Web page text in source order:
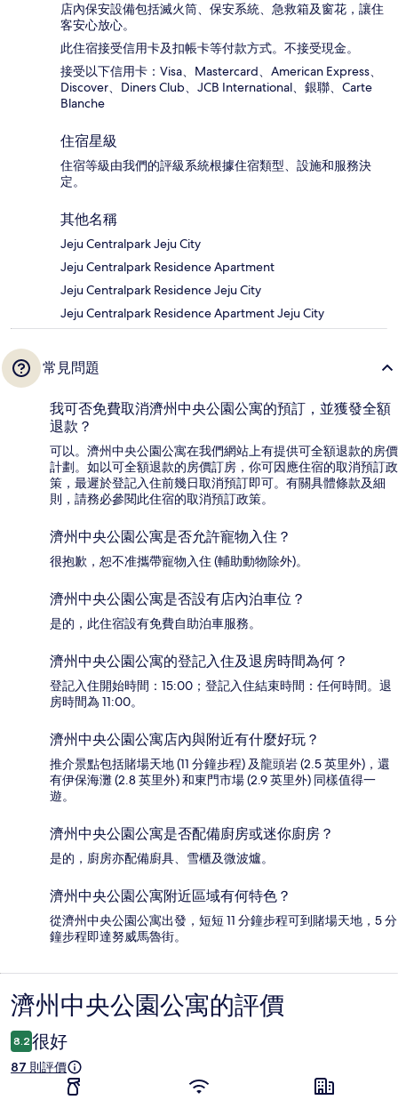
店內保安設備包括滅火筒、保安系統、急救箱及窗花，讓住
客安心放心。
此住宿接受信用卡及扣帳卡等付款方式。不接受現金。
接受以下信用卡：Visa、Mastercard、American Express、
Discover、Diners Club、JCB International、銀聯、Carte
Blanche
住宿星級
住宿等級由我們的評級系統根據住宿類型、設施和服務決
定。
其他名稱
Jeju Centralpark Jeju City
Jeju Centralpark Residence Apartment
Jeju Centralpark Residence Jeju City
Jeju Centralpark Residence Apartment Jeju City
常見問題
我可否免費取消濟州中央公園公寓的預訂，並獲發全額
退款？
可以。濟州中央公園公寓在我們網站上有提供可全額退款的房價
計劃。如以可全額退款的房價訂房，你可因應住宿的取消預訂政
策，最遲於登記入住前幾日取消預訂即可。有關具體條款及細
則，請務必參閱此住宿的取消預訂政策。
濟州中央公園公寓是否允許寵物入住？
很抱歉，恕不准攜帶寵物入住 (輔助動物除外)。
濟州中央公園公寓是否設有店內泊車位？
是的，此住宿設有免費自助泊車服務。
濟州中央公園公寓的登記入住及退房時間為何？
登記入住開始時間：15:00；登記入住結束時間：任何時間。退
房時間為 11:00。
濟州中央公園公寓店內與附近有什麼好玩？
推介景點包括賭場天地 (11 分鐘步程) 及龍頭岩 (2.5 英里外)，還
有伊保海灘 (2.8 英里外) 和東門市場 (2.9 英里外) 同樣值得一
遊。
濟州中央公園公寓是否配備廚房或迷你廚房？
是的，廚房亦配備廚具、雪櫃及微波爐。
濟州中央公園公寓附近區域有何特色？
從濟州中央公園公寓出發，短短 11 分鐘步程可到賭場天地，5 分
鐘步程即達努威馬魯街。
評
價
濟州中央公園公寓的評價
8.2 很好
87 則評價